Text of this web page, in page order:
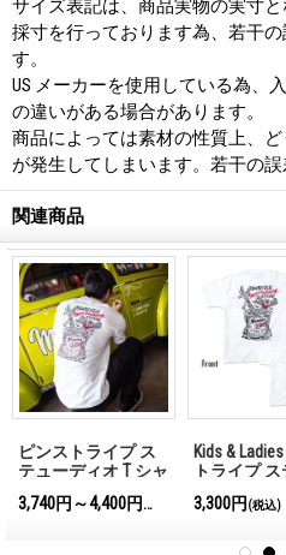
サイズ表記は、商品実物の実寸
採寸を行っております為、若干
す。
US メーカーを使用している為、
の違いがある場合があります。
商品によっては素材の性質上、
が発生してしまいます。若干の誤
関連商品
ピンストライプ ス
テューディオ T シャ
3,740円～4,400円
(税込)
Kids &
トライプ
3,300円 (税込)